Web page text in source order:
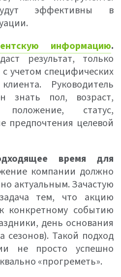
эффективны в
информацию.
результат, только
учетом специфических
Руководитель
знать пол, возраст,
положение, статус,
предпочтения целевой
время для
компании должно
актуальным. Зачастую
тем, что акцию
конкретному событию
день основания
сезонов). Такой подход
не просто успешно
«прогреметь».